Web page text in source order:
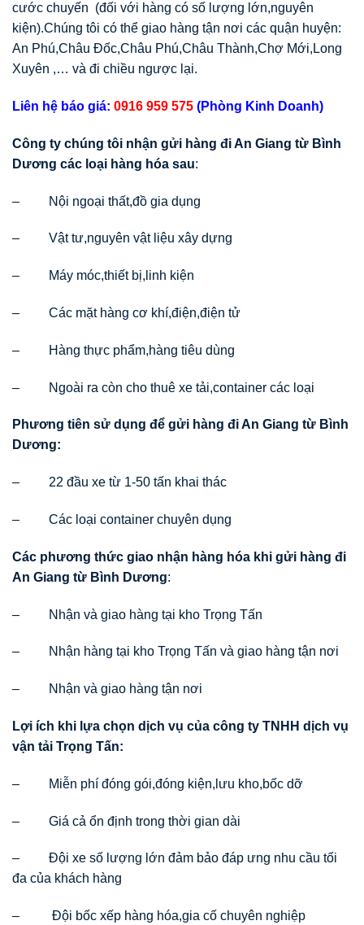
cước chuyến (đối với hàng có số lượng lớn,nguyên
kiện).Chúng tôi có thể giao hàng tận nơi các quận huyện:
An Phú,Châu Đốc,Châu Phú,Châu Thành,Chợ Mới,Long
Xuyên ,… và đi chiều ngược lại.
Liên hệ báo giá: 0916 959 575 (Phòng Kinh Doanh)
Công ty chúng tôi nhận gửi hàng đi An Giang từ Bình
Dương các loại hàng hóa sau:
– Nội ngoại thất,đồ gia dụng
– Vật tư,nguyên vật liệu xây dựng
– Máy móc,thiết bị,linh kiện
– Các mặt hàng cơ khí,điện,điện tử
– Hàng thực phẩm,hàng tiêu dùng
– Ngoài ra còn cho thuê xe tải,container các loại
Phương tiên sử dụng để gửi hàng đi An Giang từ Bình
Dương:
– 22 đầu xe từ 1-50 tấn khai thác
– Các loại container chuyên dụng
Các phương thức giao nhận hàng hóa khi gửi hàng đi
An Giang từ Bình Dương:
– Nhận và giao hàng tại kho Trọng Tấn
– Nhận hàng tại kho Trọng Tấn và giao hàng tận nơi
– Nhận và giao hàng tận nơi
Lợi ích khi lựa chọn dịch vụ của công ty TNHH dịch vụ
vận tải Trọng Tấn:
– Miễn phí đóng gói,đóng kiện,lưu kho,bốc dỡ
– Giá cả ổn định trong thời gian dài
– Đội xe số lượng lớn đảm bảo đáp ưng nhu cầu tối
đa của khách hàng
– Đội bốc xếp hàng hóa,gia cố chuyên nghiệp